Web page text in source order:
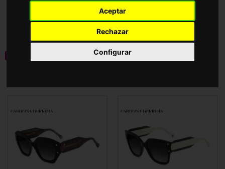
Aceptar
Rechazar
Configurar
HER 0360/S
175,00€
105,00€
novedad